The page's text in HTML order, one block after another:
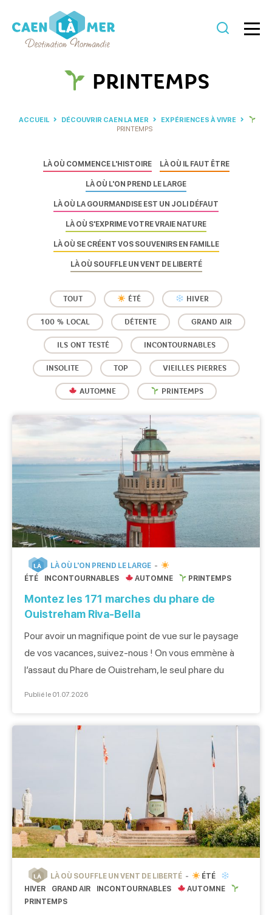
PRINTEMPS
ACCUEIL DÉCOUVRIR CAEN LA MER
EXPÉRIENCES À VIVRE
PRINTEMPS
LÀ OÙ COMMENCE L'HISTOIRE LÀ OÙ IL FAUT ÊTRE
LÀ OÙ L'ON PREND LE LARGE
LÀ OÙ LA GOURMANDISE EST UN JOLI DÉFAUT
LÀ OÙ S'EXPRIME VOTRE VRAIE NATURE
LÀ OÙ SE CRÉENT VOS SOUVENIRS EN FAMILLE
LÀ OÙ SOUFFLE UN VENT DE LIBERTÉ
TOUT ÉTÉ HIVER
100 % LOCAL DÉTENTE GRAND AIR
ILS ONT TESTÉ INCONTOURNABLES
INSOLITE TOP VIEILLES PIERRES
AUTOMNE PRINTEMPS
LÀ
LÀ OÙ L'ON PREND LE LARGE
ÉTÉ
INCONTOURNABLES AUTOMNE PRINTEMPS
Montez les 171 marches du phare de
Ouistreham Riva-Bella
Pour avoir un magnifique point de vue sur le paysage
de vos vacances, suivez-nous ! On vous emmène à
l’assaut du Phare de Ouistreham, le seul phare du
l’ascension, inspirez […]
Publié le 01.07.2026
LÀ LÀ OÙ SOUFFLE UN VENT DE LIBERTÉ
ÉTÉ
HIVER
GRAND AIR INCONTOURNABLES
AUTOMNE
PRINTEMPS